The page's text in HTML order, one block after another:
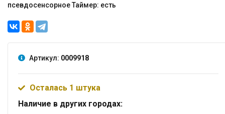
псевдосенсорное Таймер: есть
Артикул: 0009918
Осталась 1 штука
Наличие в других городах: